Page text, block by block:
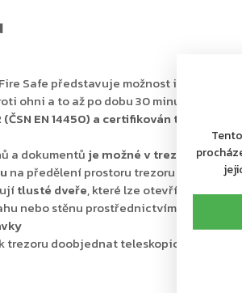
Safe představuje možnost i v
ohni a to až po dobu 30 minut
EN 14450) a certifikován trezorový
a dokumentů je možné v trezoru
na předělení prostoru trezoru
tlusté dveře, které lze otevřít až do úhlu
nebo stěnu prostřednictvím
trezoru doobjednat teleskopické polici a